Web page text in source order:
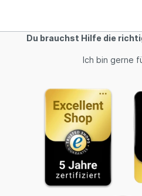
Du brauchst Hilfe die
Ich bin gerne